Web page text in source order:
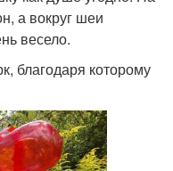
а вокруг шеи
весело.
благодаря которому